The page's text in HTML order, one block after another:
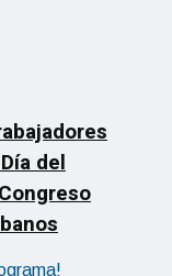
del